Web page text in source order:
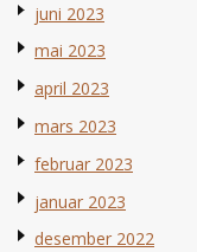
juni 2023
mai 2023
april 2023
mars 2023
februar 2023
januar 2023
desember 2022